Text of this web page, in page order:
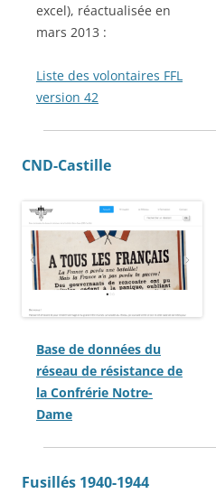
excel), réactualisée en
mars 2013 :
Liste des volontaires FFL
version 42
CND-Castille
Base de données du
réseau de résistance de
la Confrérie Notre-
Dame
Fusillés 1940-1944